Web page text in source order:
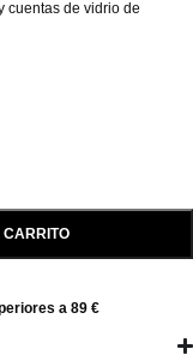
cuentas de vidrio de
a 89 €